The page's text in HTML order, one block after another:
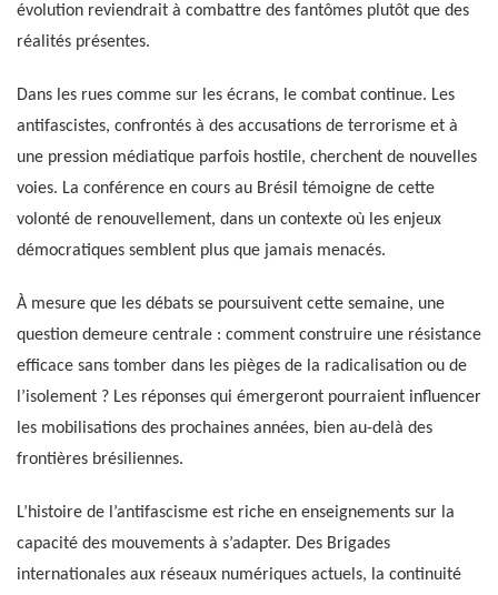
évolution reviendrait à combattre des fantômes plutôt que des
réalités présentes.
Dans les rues comme sur les écrans, le combat continue. Les
antifascistes, confrontés à des accusations de terrorisme et à
une pression médiatique parfois hostile, cherchent de nouvelles
voies. La conférence en cours au Brésil témoigne de cette
volonté de renouvellement, dans un contexte où les enjeux
démocratiques semblent plus que jamais menacés.
À mesure que les débats se poursuivent cette semaine, une
question demeure centrale : comment construire une résistance
efficace sans tomber dans les pièges de la radicalisation ou de
l’isolement ? Les réponses qui émergeront pourraient influencer
les mobilisations des prochaines années, bien au-delà des
frontières brésiliennes.
L’histoire de l’antifascisme est riche en enseignements sur la
capacité des mouvements à s’adapter. Des Brigades
internationales aux réseaux numériques actuels, la continuité